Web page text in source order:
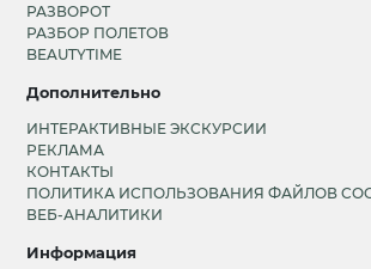
РАЗВОРОТ
РАЗБОР ПОЛЕТОВ
BEAUTYTIME
Дополнительно
ИНТЕРАКТИВНЫЕ ЭКСКУРСИИ
РЕКЛАМА
КОНТАКТЫ
ПОЛИТИКА ИСПОЛЬЗОВАНИЯ ФАЙЛОВ
ВЕБ-АНАЛИТИКИ
Информация